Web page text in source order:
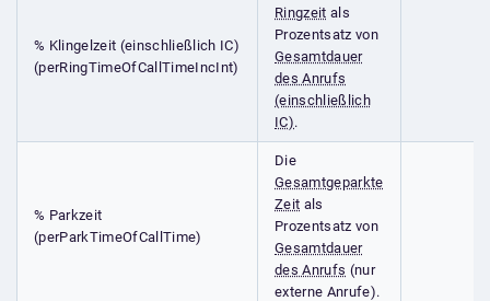
% Klingelzeit (einschließlich IC)
(perRingTimeOfCallTimeIncInt)
Ringzeit als
Prozentsatz von
Gesamtdauer
des Anrufs
(einschließlich
IC).
% Parkzeit
(perParkTimeOfCallTime)
Die
Gesamtgeparkte
Zeit als
Prozentsatz von
Gesamtdauer
des Anrufs (nur
externe Anrufe).